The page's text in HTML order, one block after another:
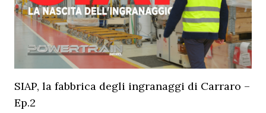
SIAP, la fabbrica degli ingranaggi di Carraro –
Ep.2